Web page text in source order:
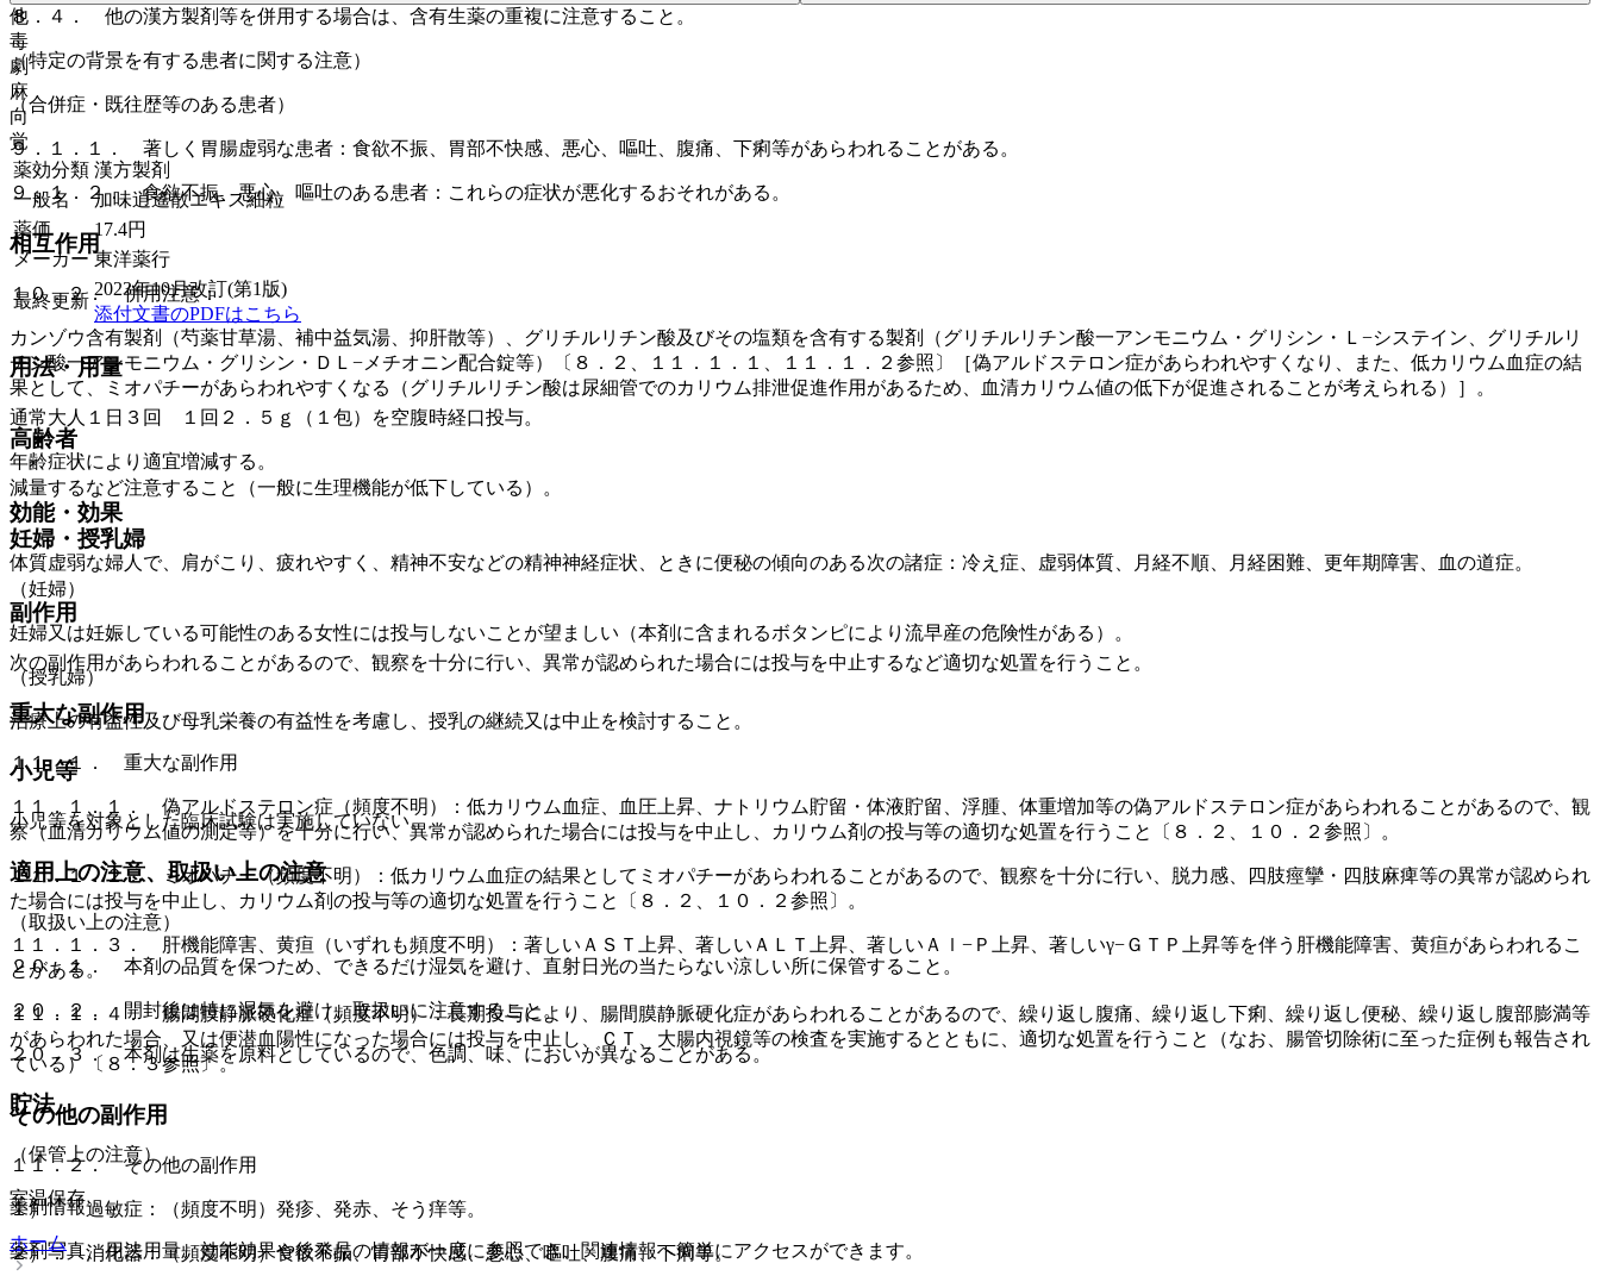
８．４． 他の漢方製剤等を併用する場合は、含有生薬の重複に注意すること。
（特定の背景を有する患者に関する注意）
（合併症・既往歴等のある患者）
９．１．１． 著しく胃腸虚弱な患者：食欲不振、胃部不快感、悪心、嘔吐、腹痛、下痢等があらわれることがある。
９．１．２． 食欲不振、悪心、嘔吐のある患者：これらの症状が悪化するおそれがある。
相互作用
１０．２． 併用注意：
カンゾウ含有製剤（芍薬甘草湯、補中益気湯、抑肝散等）、グリチルリチン酸及びその塩類を含有する製剤（グリチルリチン酸一アンモニウム・グリシン・Ｌ−システイン、グリチルリ
チン酸一アンモニウム・グリシン・ＤＬ−メチオニン配合錠等）〔８．２、１１．１．１、１１．１．２参照〕［偽アルドステロン症があらわれやすくなり、また、低カリウム血症の結
果として、ミオパチーがあらわれやすくなる（グリチルリチン酸は尿細管でのカリウム排泄促進作用があるため、血清カリウム値の低下が促進されることが考えられる）］。
高齢者
減量するなど注意すること（一般に生理機能が低下している）。
妊婦・授乳婦
（妊婦）
妊婦又は妊娠している可能性のある女性には投与しないことが望ましい（本剤に含まれるボタンピにより流早産の危険性がある）。
（授乳婦）
治療上の有益性及び母乳栄養の有益性を考慮し、授乳の継続又は中止を検討すること。
小児等
小児等を対象とした臨床試験は実施していない。
適用上の注意、取扱い上の注意
（取扱い上の注意）
２０．１． 本剤の品質を保つため、できるだけ湿気を避け、直射日光の当たらない涼しい所に保管すること。
２０．２． 開封後は特に湿気を避け、取扱いに注意すること。
２０．３． 本剤は生薬を原料としているので、色調、味、においが異なることがある。
貯法
（保管上の注意）
室温保存。
ホーム
他
毒
劇
麻
向
覚
薬効分類 漢方製剤
一般名
加味逍遙散エキス細粒
薬価
17.4円
メーカー 東洋薬行
最終更新
2023年10月改訂(第1版)
添付文書のPDFはこちら
用法・用量
通常大人１日３回 １回２．５ｇ（１包）を空腹時経口投与。
年齢症状により適宜増減する。
効能・効果
体質虚弱な婦人で、肩がこり、疲れやすく、精神不安などの精神神経症状、ときに便秘の傾向のある次の諸症：冷え症、虚弱体質、月経不順、月経困難、更年期障害、血の道症。
副作用
次の副作用があらわれることがあるので、観察を十分に行い、異常が認められた場合には投与を中止するなど適切な処置を行うこと。
重大な副作用
１１．１． 重大な副作用
１１．１．１． 偽アルドステロン症（頻度不明）：低カリウム血症、血圧上昇、ナトリウム貯留・体液貯留、浮腫、体重増加等の偽アルドステロン症があらわれることがあるので、観
察（血清カリウム値の測定等）を十分に行い、異常が認められた場合には投与を中止し、カリウム剤の投与等の適切な処置を行うこと〔８．２、１０．２参照〕。
１１．１．２． ミオパチー（頻度不明）：低カリウム血症の結果としてミオパチーがあらわれることがあるので、観察を十分に行い、脱力感、四肢痙攣・四肢麻痺等の異常が認められ
た場合には投与を中止し、カリウム剤の投与等の適切な処置を行うこと〔８．２、１０．２参照〕。
１１．１．３． 肝機能障害、黄疸（いずれも頻度不明）：著しいＡＳＴ上昇、著しいＡＬＴ上昇、著しいＡｌ−Ｐ上昇、著しいγ−ＧＴＰ上昇等を伴う肝機能障害、黄疸があらわれるこ
とがある。
１１．１．４． 腸間膜静脈硬化症（頻度不明）：長期投与により、腸間膜静脈硬化症があらわれることがあるので、繰り返し腹痛、繰り返し下痢、繰り返し便秘、繰り返し腹部膨満等
があらわれた場合、又は便潜血陽性になった場合には投与を中止し、ＣＴ、大腸内視鏡等の検査を実施するとともに、適切な処置を行うこと（なお、腸管切除術に至った症例も報告され
ている）〔８．３参照〕。
その他の副作用
１１．２． その他の副作用
１）． 過敏症：（頻度不明）発疹、発赤、そう痒等。
２）． 消化器：（頻度不明）食欲不振、胃部不快感、悪心、嘔吐、腹痛、下痢等。
薬剤情報
薬剤写真、用法用量、効能効果や後発品の情報が一度に参照でき、関連情報へ簡単にアクセスができます。